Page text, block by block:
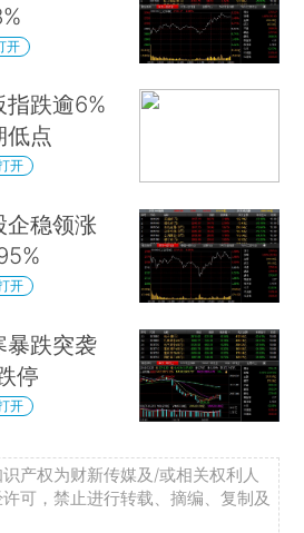
开
跌逾6%
低点
开
企稳领涨
开
暴跌突袭
停
开
产权为财新传媒及/或相关权利人
可，禁止进行转载、摘编、复制及